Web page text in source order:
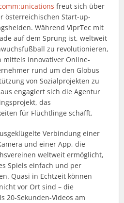
freut sich über
österreichischen Start-up-
Während ViprTec mit
auf dem Sprung ist, weltweit
zu revolutionieren,
mittels innovativer Online-
rund um den Globus
von Sozialprojekten zu
engagiert sich die Agentur
das
für Flüchtlinge schafft.
Verbindung einer
und einer App, die
weltweit ermöglicht,
Spiels einfach und per
Quasi in Echtzeit können
vor Ort sind – die
20-Sekunden-Videos am